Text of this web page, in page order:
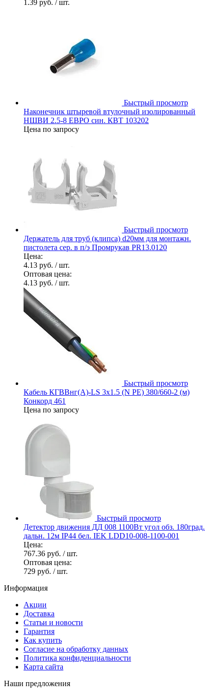
1.39 руб. / шт.
Быстрый просмотр
Наконечник штыревой втулочный изолированный
НШВИ 2.5-8 ЕВРО син. КВТ 103202
Цена по запросу
Быстрый просмотр
Держатель для труб (клипса) d20мм для монтажн.
пистолета сер. в п/э Промрукав PR13.0120
Цена:
4.13 руб. / шт.
Оптовая цена:
4.13 руб. / шт.
Быстрый просмотр
Кабель КГВВнг(А)-LS 3х1.5 (N PE) 380/660-2 (м)
Конкорд 461
Цена по запросу
Быстрый просмотр
Детектор движения ДД 008 1100Вт угол обз. 180град.
дальн. 12м IP44 бел. IEK LDD10-008-1100-001
Цена:
767.36 руб. / шт.
Оптовая цена:
729 руб. / шт.
Информация
Акции
Доставка
Статьи и новости
Гарантия
Как купить
Согласие на обработку данных
Политика конфиденциальности
Карта сайта
Наши предложения